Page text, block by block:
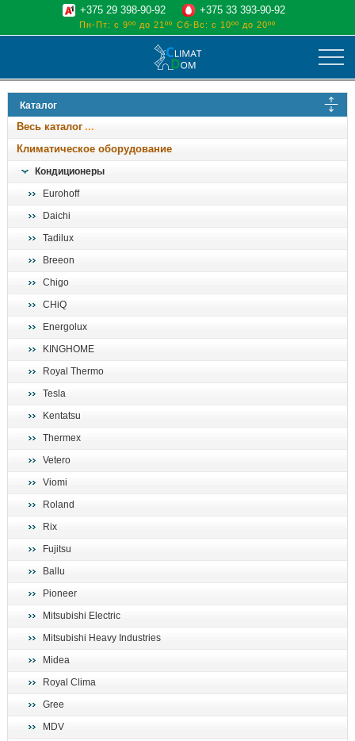
климат
отопительные котлы
водоснабжение
+375 29 398-90-92 +375 33 393-90-92
Пн-Пт: с 9ºº до 21ºº Сб-Вс: с 10ºº до 20ºº
Каталог
Весь каталог
Климатическое оборудование
Кондиционеры
Eurohoff
Daichi
Tadilux
Breeon
Chigo
CHiQ
Energolux
KINGHOME
Royal Thermo
Tesla
Kentatsu
Thermex
Vetero
Viomi
Roland
Rix
Fujitsu
Ballu
Pioneer
Mitsubishi Electric
Mitsubishi Heavy Industries
Midea
Royal Clima
Gree
MDV